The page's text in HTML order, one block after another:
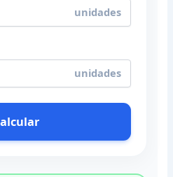
unidades
unidades